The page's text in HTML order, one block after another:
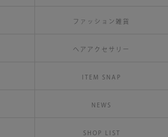
ファッション雑貨
ヘアアクセサリー
ITEM SNAP
NEWS
SHOP LIST